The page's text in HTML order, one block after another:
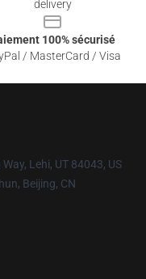
delivery
100% sécurisé
/ MasterCard / Visa
Lehi, UT 84043, US
Beijing, CN